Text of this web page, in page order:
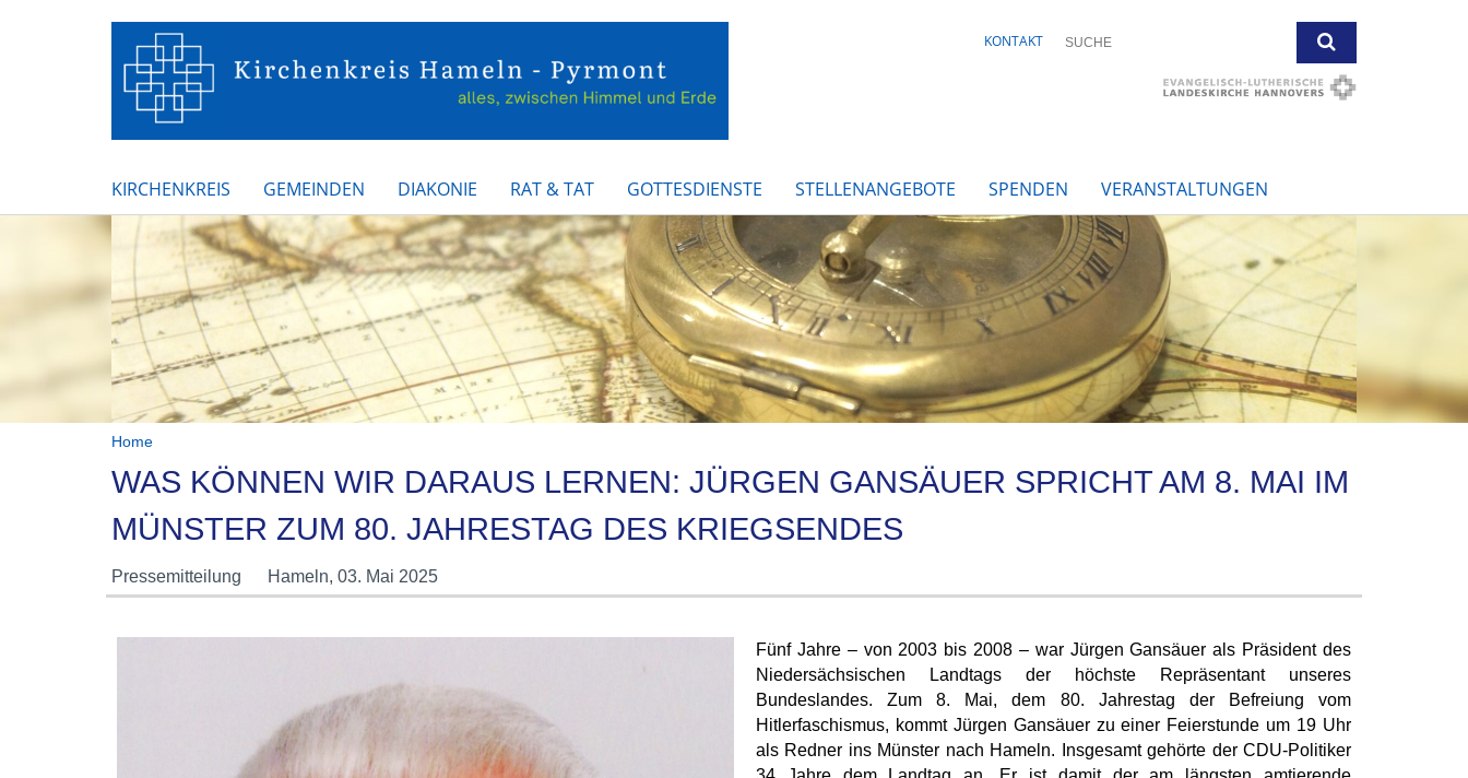
KONTAKT
KIRCHENKREIS GEMEINDEN DIAKONIE RAT & TAT GOTTESDIENSTE STELLENANGEBOTE SPENDEN VERANSTALTUNGEN
Home
WAS KÖNNEN WIR DARAUS LERNEN: JÜRGEN GANSÄUER SPRICHT AM 8. MAI IM
MÜNSTER ZUM 80. JAHRESTAG DES KRIEGSENDES
Pressemitteilung Hameln, 03. Mai 2025
Fünf Jahre – von 2003 bis 2008 – war Jürgen Gansäuer als Präsident des
Niedersächsischen Landtags der höchste Repräsentant unseres
Bundeslandes. Zum 8. Mai, dem 80. Jahrestag der Befreiung vom
Hitlerfaschismus, kommt Jürgen Gansäuer zu einer Feierstunde um 19 Uhr
als Redner ins Münster nach Hameln. Insgesamt gehörte der CDU-Politiker